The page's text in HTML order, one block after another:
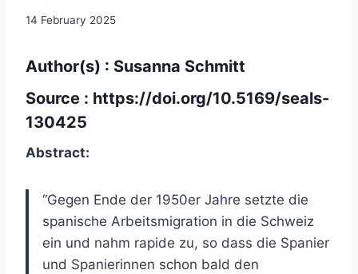
14 February 2025
Author(s) : Susanna Schmitt
Source : https://doi.org/10.5169/seals-
130425
Abstract:
“Gegen Ende der 1950er Jahre setzte die
spanische Arbeitsmigration in die Schweiz
ein und nahm rapide zu, so dass die Spanier
und Spanierinnen schon bald den